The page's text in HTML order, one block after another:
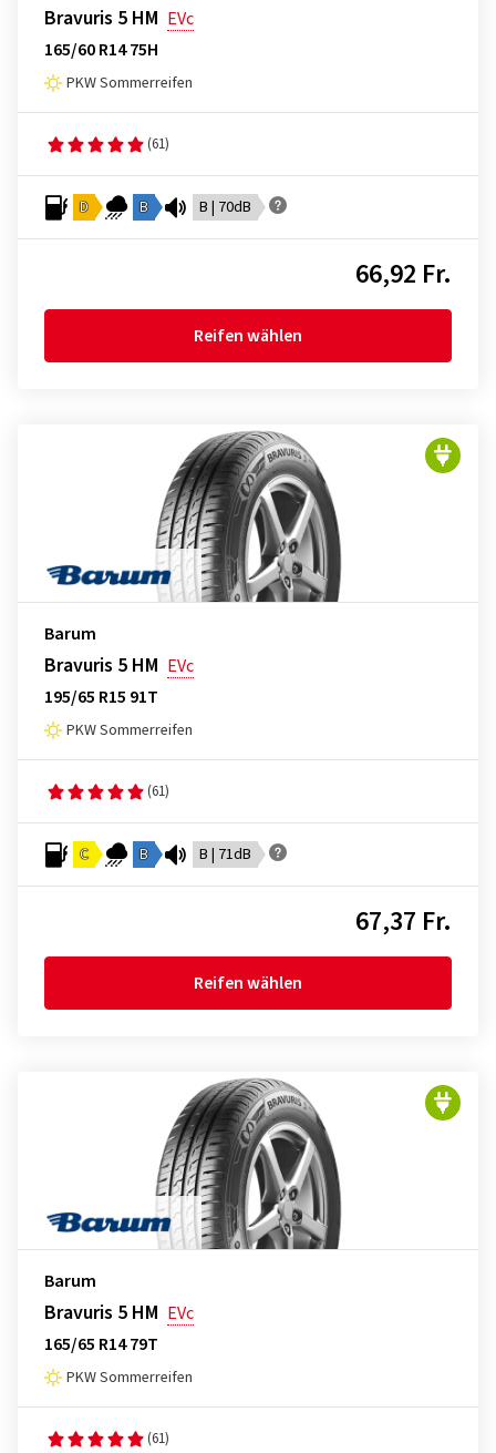
Bravuris 5 HM EVc
165/60 R14 75H
PKW Sommerreifen
(61)
D B B | 70dB
66,92 Fr.
Reifen wählen
Barum
Bravuris 5 HM EVc
195/65 R15 91T
PKW Sommerreifen
(61)
C B B | 71dB
67,37 Fr.
Reifen wählen
Barum
Bravuris 5 HM EVc
165/65 R14 79T
PKW Sommerreifen
(61)